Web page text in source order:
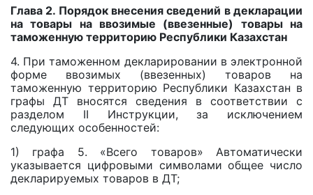
Глава 2. Порядок внесения сведений в декларации
на товары на ввозимые (ввезенные) товары на
таможенную территорию Республики Казахстан
4. При таможенном декларировании в электронной
форме ввозимых (ввезенных) товаров на
таможенную территорию Республики Казахстан в
графы ДТ вносятся сведения в соответствии с
разделом II Инструкции, за исключением
следующих особенностей:
1) графа 5. «Всего товаров» Автоматически
указывается цифровыми символами общее число
декларируемых товаров в ДТ;